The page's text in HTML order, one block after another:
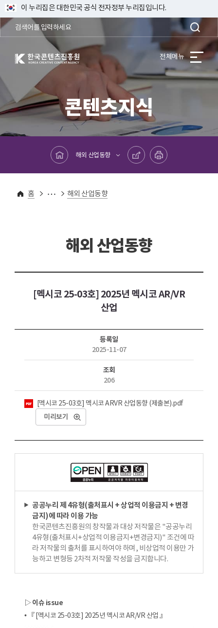
이 누리집은 대한민국 공식 전자정부 누리집입니다.
한국콘텐츠진흥원 KOREA CREATIVE CONTENT AGENCY 전체메뉴
콘텐츠지식
메인페이지로 바로가기
해외 산업동향
공유하기 프린트하기
홈
콘텐츠지식
해외산업정보 해외 산업동향
해외 산업동향
[멕시코 25-03호] 2025년 멕시코 AR/VR
산업
등록일
2025-11-07
조회
206
[멕시코 25-03호] 멕시코 ARVR 산업동향 (제출본).pdf
미리보기
공공누리 제 4유형(출처표시 + 상업적 이용금지 + 변경
금지)에 따라 이용 가능
한국콘텐츠진흥원의 창작물과 대상 저작물은 "공공누리
4유형(출처표시+상업적 이용금지+변경금지)" 조건에 따
라 저작물의 출처를 표시하여야 하며, 비상업적 이용만 가
능하고 변형등 2차적 저작물 작성을 금지합니다.
▷ 이슈 issue
• 『 [멕시코 25-03호] 2025년 멕시코 AR/VR 산업 』